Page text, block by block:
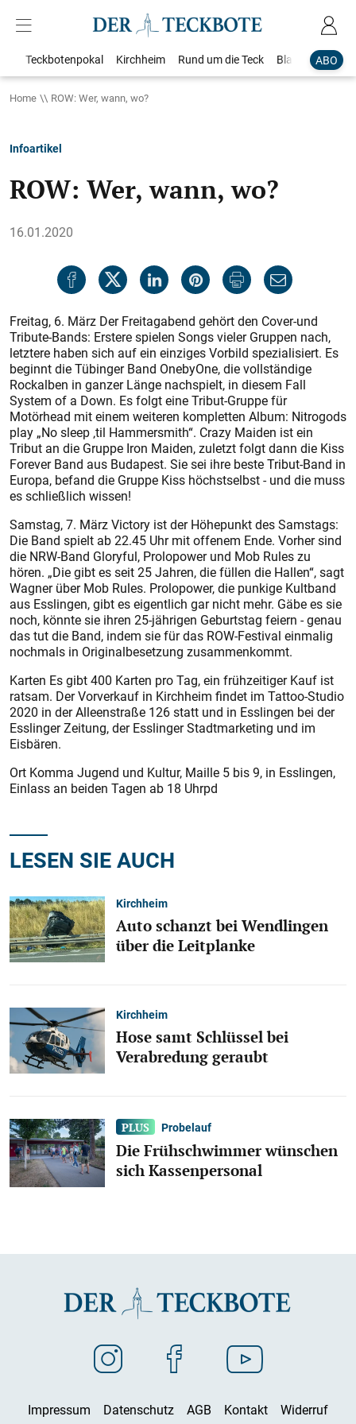
ABO
Teckbotenpokal Kirchheim Rund um die Teck Blaulicht
Home ROW: Wer, wann, wo?
Infoartikel
ROW: Wer, wann, wo?
16.01.2020
Freitag, 6. März Der Freitagabend gehört den Cover-und
Tribute-Bands: Erstere spielen Songs vieler Gruppen nach,
letztere haben sich auf ein einziges Vorbild spezialisiert. Es
beginnt die Tübinger Band OnebyOne, die vollständige
Rockalben in ganzer Länge nachspielt, in diesem Fall
System of a Down. Es folgt eine Tribut-Gruppe für
Motörhead mit einem weiteren kompletten Album: Nitrogods
play „No sleep ‚til Hammersmith“. Crazy Maiden ist ein
Tribut an die Gruppe Iron Maiden, zuletzt folgt dann die Kiss
Forever Band aus Budapest. Sie sei ihre beste Tribut-Band in
Europa, befand die Gruppe Kiss höchstselbst - und die muss
es schließlich wissen!
Samstag, 7. März Victory ist der Höhepunkt des Samstags:
Die Band spielt ab 22.45 Uhr mit offenem Ende. Vorher sind
die NRW-Band Gloryful, Prolopower und Mob Rules zu
hören. „Die gibt es seit 25 Jahren, die füllen die Hallen“, sagt
Wagner über Mob Rules. Prolopower, die punkige Kultband
aus Esslingen, gibt es eigentlich gar nicht mehr. Gäbe es sie
noch, könnte sie ihren 25-jährigen Geburtstag feiern - genau
das tut die Band, indem sie für das ROW-Festival einmalig
nochmals in Originalbesetzung zusammenkommt.
Karten Es gibt 400 Karten pro Tag, ein frühzeitiger Kauf ist
ratsam. Der Vorverkauf in Kirchheim findet im Tattoo-Studio
2020 in der Alleenstraße 126 statt und in Esslingen bei der
Esslinger Zeitung, der Esslinger Stadtmarketing und im
Eisbären.
Ort Komma Jugend und Kultur, Maille 5 bis 9, in Esslingen,
Einlass an beiden Tagen ab 18 Uhrpd
LESEN SIE AUCH
Kirchheim
Auto schanzt bei Wendlingen
über die Leitplanke
Kirchheim
Hose samt Schlüssel bei
Verabredung geraubt
Probelauf
Die Frühschwimmer wünschen
sich Kassenpersonal
Impressum Datenschutz AGB Kontakt
Widerruf